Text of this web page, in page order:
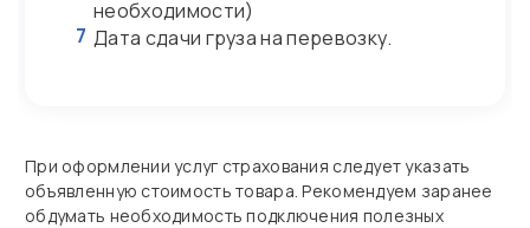
необходимости)
7 Дата сдачи груза на перевозку.
При оформлении услуг страхования следует указать
объявленную стоимость товара. Рекомендуем заранее
обдумать необходимость подключения полезных